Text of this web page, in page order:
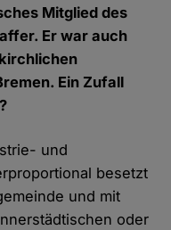
Mitglied des
Er war auch
Ein Zufall
und
besetzt
und mit
oder